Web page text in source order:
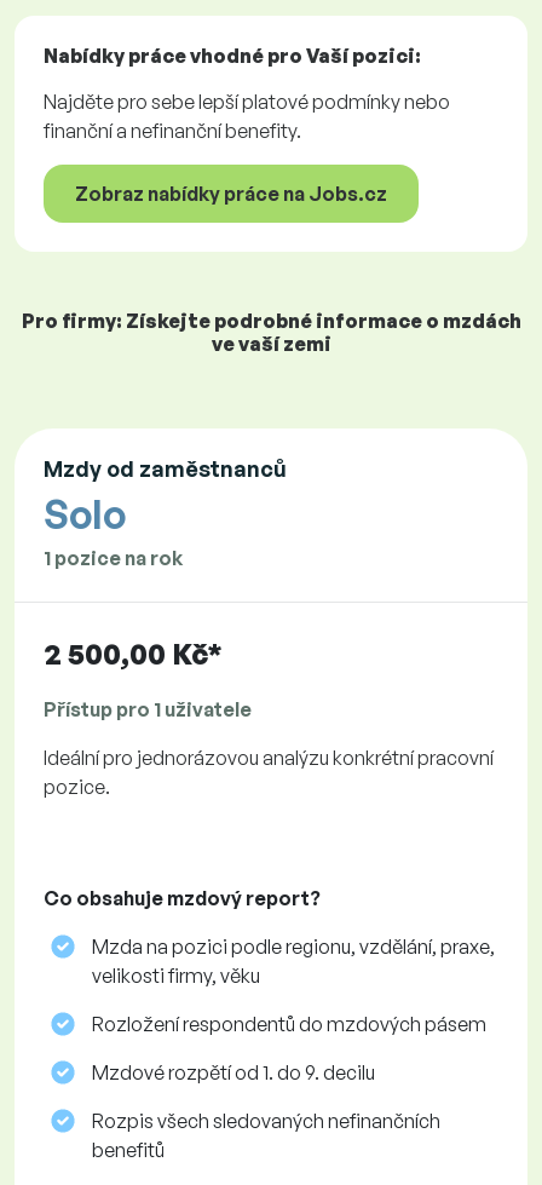
Nabídky prácevhodné pro Vaší pozici:
Najděte pro sebe lepší platové podmínky nebo
finanční a nefinanční benefity.
Zobraz nabídky práce na Jobs.cz
Pro firmy: Získejte podrobné informace o mzdách
ve vaší zemi
Mzdy od zaměstnanců
Solo
1 pozice na rok
2 500,00 Kč*
Přístup pro 1 uživatele
Ideální pro jednorázovou analýzu konkrétní pracovní
pozice.
Co obsahuje mzdový report?
Mzda na pozici podle regionu, vzdělání, praxe,
velikosti firmy, věku
Rozložení respondentů do mzdových pásem
Mzdové rozpětí od 1. do 9. decilu
Rozpis všech sledovaných nefinančních
benefitů